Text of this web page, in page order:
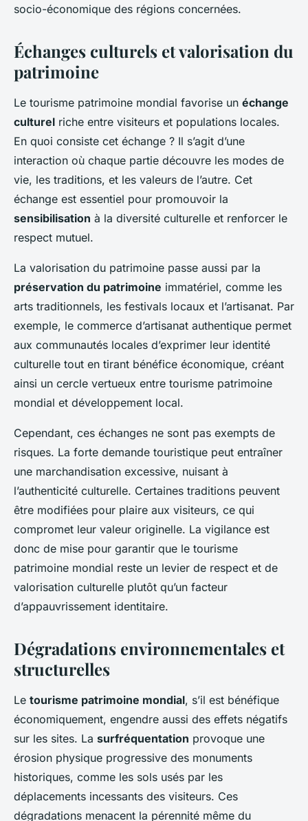
socio-économique des régions concernées.
Échanges culturels et valorisation du
patrimoine
Le tourisme patrimoine mondial favorise un échange
culturel riche entre visiteurs et populations locales.
En quoi consiste cet échange ? Il s’agit d’une
interaction où chaque partie découvre les modes de
vie, les traditions, et les valeurs de l’autre. Cet
échange est essentiel pour promouvoir la
sensibilisation à la diversité culturelle et renforcer le
respect mutuel.
La valorisation du patrimoine passe aussi par la
préservation du patrimoine immatériel, comme les
arts traditionnels, les festivals locaux et l’artisanat. Par
exemple, le commerce d’artisanat authentique permet
aux communautés locales d’exprimer leur identité
culturelle tout en tirant bénéfice économique, créant
ainsi un cercle vertueux entre tourisme patrimoine
mondial et développement local.
Cependant, ces échanges ne sont pas exempts de
risques. La forte demande touristique peut entraîner
une marchandisation excessive, nuisant à
l’authenticité culturelle. Certaines traditions peuvent
être modifiées pour plaire aux visiteurs, ce qui
compromet leur valeur originelle. La vigilance est
donc de mise pour garantir que le tourisme
patrimoine mondial reste un levier de respect et de
valorisation culturelle plutôt qu’un facteur
d’appauvrissement identitaire.
Dégradations environnementales et
structurelles
Le tourisme patrimoine mondial, s’il est bénéfique
économiquement, engendre aussi des effets négatifs
sur les sites. La surfréquentation provoque une
érosion physique progressive des monuments
historiques, comme les sols usés par les
déplacements incessants des visiteurs. Ces
dégradations menacent la pérennité même du